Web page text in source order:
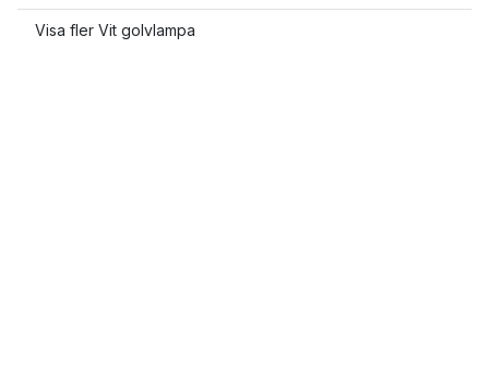
Visa fler Vit golvlampa